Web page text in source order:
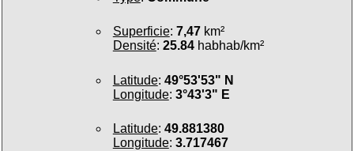
Superficie: 7,47km²
Densité: 25.84habhab/km²
Latitude: 49°53'53" N
Longitude: 3°43'3" E
Latitude: 49.881380
Longitude: 3.717467